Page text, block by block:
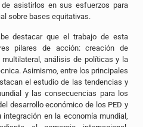
asistirlos en sus esfuerzos para
sobre bases equitativas.
destacar que el trabajo de esta
pilares de acción: creación de
análisis de políticas y la
Asimismo, entre los principales
el estudio de las tendencias y
y las consecuencias para los
desarrollo económico de los PED y
en la economía mundial,